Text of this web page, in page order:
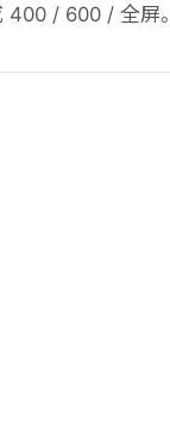
400 / 600 / 全屏。